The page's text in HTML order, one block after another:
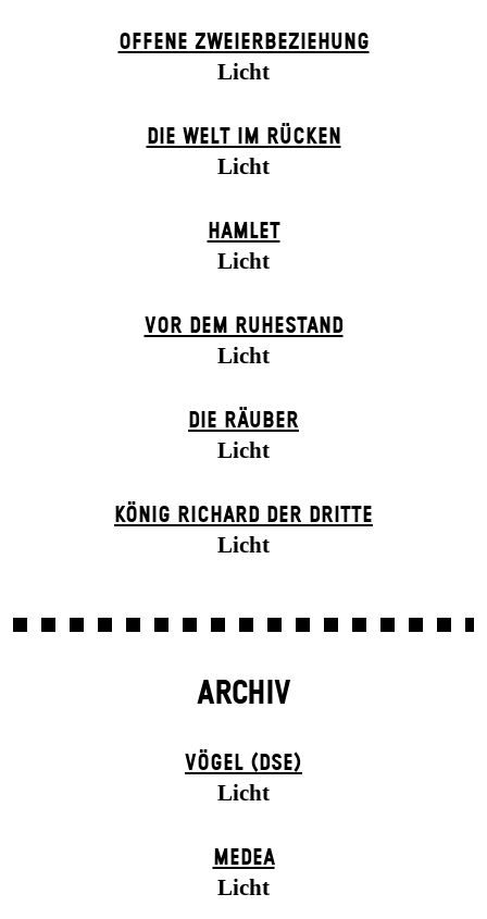
OFFENE ZWEIER­BEZIEHUNG
Licht
DIE WELT IM RÜCKEN
Licht
HAMLET
Licht
VOR DEM RUHESTAND
Licht
DIE RÄUBER
Licht
KÖNIG RICHARD DER DRITTE
Licht
ARCHIV
VÖGEL (DSE)
Licht
MEDEA
Licht